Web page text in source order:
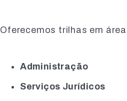
Oferecemos trilhas em
Administração
Serviços Jurídicos